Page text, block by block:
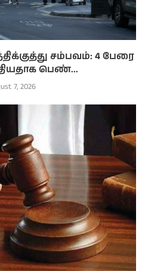
சம்பவம்: 4 பேரை
பெண்...
7, 2026